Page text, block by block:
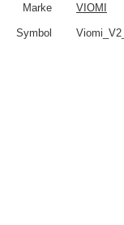
Marke VIOMI
Symbol